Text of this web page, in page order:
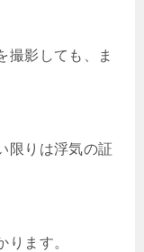
撮影しても、ま
限りは浮気の証
ります。